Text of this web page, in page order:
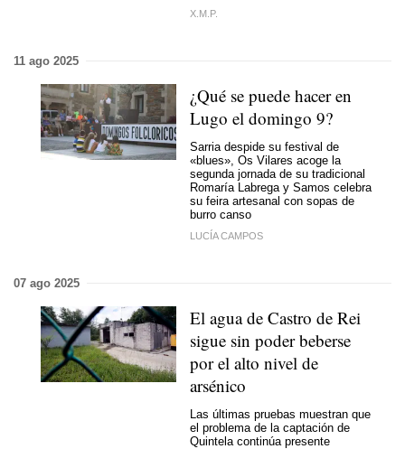
X.M.P.
11 ago 2025
¿Qué se puede hacer en
Lugo el domingo 9?
Sarria despide su festival de
«blues», Os Vilares acoge la
segunda jornada de su tradicional
Romaría Labrega y Samos celebra
su feira artesanal con sopas de
burro canso
LUCÍA CAMPOS
07 ago 2025
El agua de Castro de Rei
sigue sin poder beberse
por el alto nivel de
arsénico
Las últimas pruebas muestran que
el problema de la captación de
Quintela continúa presente